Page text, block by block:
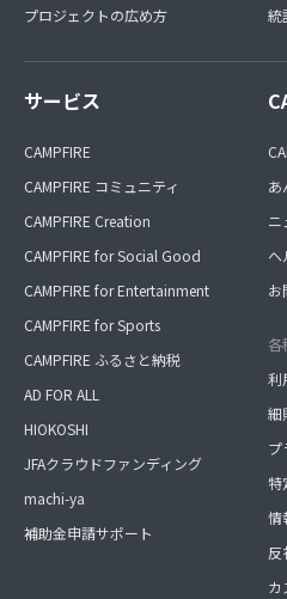
プロジェクトの広め方
統
サービス
CAMPFIRE
CAMPFIRE コミュニティ
CAMPFIRE Creation
CAMPFIRE for Social Good
CAMPFIRE for Entertainment
CAMPFIRE for Sports
CAMPFIRE ふるさと納税
AD FOR ALL
HIOKOSHI
JFAクラウドファンディング
machi-ya
補助金申請サポート
あ
ニ
ヘ
お
各
利
細
プ
特
情
反
カ